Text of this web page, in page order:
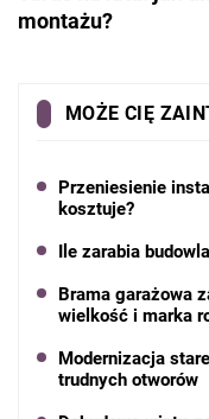
montażu?
MOŻE CIĘ
Przeniesienie
kosztuje?
Ile zarabia
Brama garażowa
wielkość i marka
Modernizacja
trudnych otworów